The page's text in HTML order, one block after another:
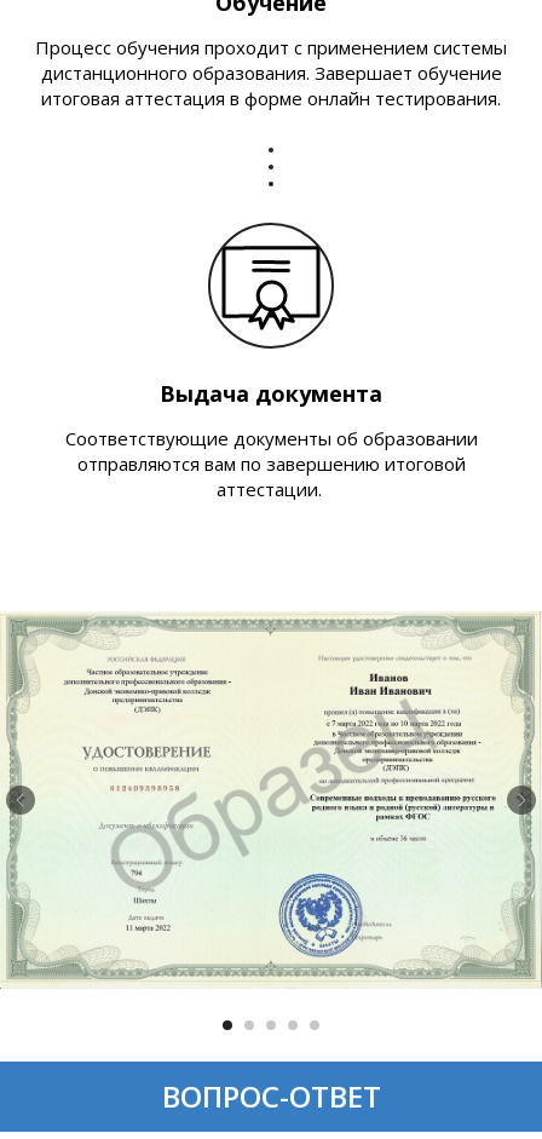
Процесс обучения проходит с применением системы
дистанционного образования. Завершает обучение
итоговая аттестация в форме онлайн тестирования.
Выдача документа
Соответствующие документы об образовании
отправляются вам по завершению итоговой
аттестации.
ВОПРОС-ОТВЕТ